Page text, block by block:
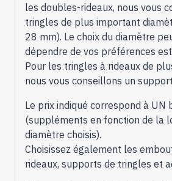
les doubles-rideaux, nous vous
tringles de plus important
28 mm). Le choix du diamètre
dépendre de vos préférences
Pour les tringles à rideaux de
nous vous conseillons un
Le prix indiqué correspond à UN
(suppléments en fonction de la
diamètre choisis).
Choisissez également les
rideaux, supports de tringles et